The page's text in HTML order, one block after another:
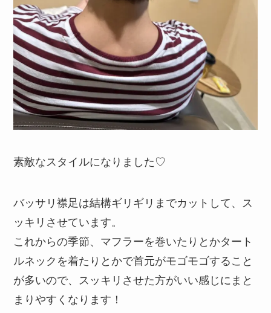
素敵なスタイルになりました♡
バッサリ襟足は結構ギリギリまでカットして、ス
ッキリさせています。
これからの季節、マフラーを巻いたりとかタート
ルネックを着たりとかで首元がモゴモゴすること
が多いので、スッキリさせた方がいい感じにまと
まりやすくなります！